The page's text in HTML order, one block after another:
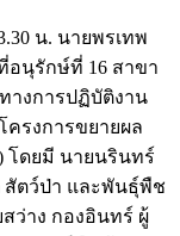
น. นายพรเทพ
อนุรักษ์ที่ 16 สาขา
างการปฏิบัติงาน
ครงการขยายผล
โดยมี นายนรินทร์
ตว์ป่า และพันธุ์พืช
ว่าง กองอินทร์ ผู้